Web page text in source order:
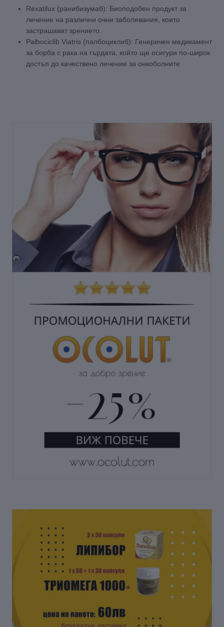
Rexatilux (ранибизумаб): Биоподобен продукт за
лечение на различни очни заболявания, които
застрашават зрението.
Palbociclib Viatris (палбоциклиб): Генеричен медикамент
за борба с рака на гърдата, който ще осигури по-широк
достъп до качествено лечение за онкоболните.